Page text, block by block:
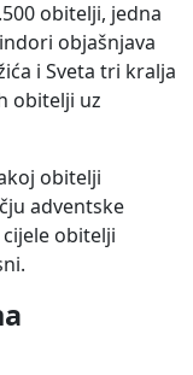
obitelji, jedna
objašnjava
i Sveta tri kralja
obitelji uz
obitelji
adventske
obitelji